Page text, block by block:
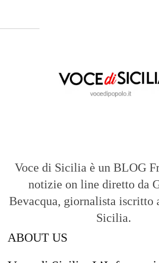
Voce di Sicilia è un BLOG
notizie on line diretto da
Bevacqua, giornalista iscritto
Sicilia.
ABOUT US